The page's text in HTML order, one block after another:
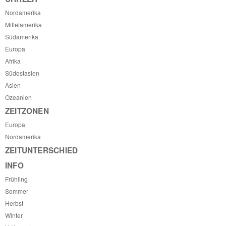
Nordamerika
Mittelamerika
Südamerika
Europa
Afrika
Südostasien
Asien
Ozeanien
ZEITZONEN
Europa
Nordamerika
ZEITUNTERSCHIED
INFO
Frühling
Sommer
Herbst
Winter